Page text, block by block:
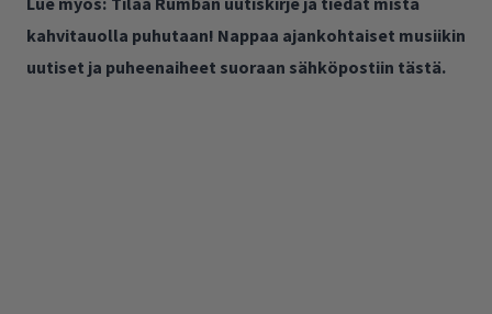
kahvitauolla puhutaan! Nappaa ajankohtaiset musiikin
uutiset ja puheenaiheet suoraan sähköpostiin tästä.